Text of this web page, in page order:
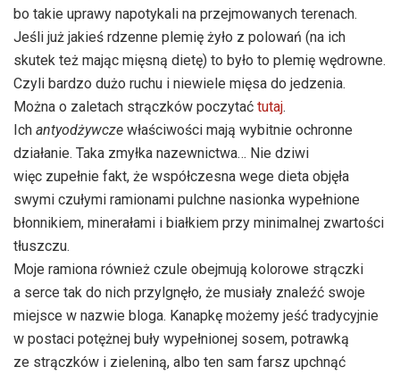
bo takie uprawy napotykali na przejmowanych terenach.
Jeśli już jakieś rdzenne plemię żyło z polowań (na ich
skutek też mając mięsną dietę) to było to plemię wędrowne.
Czyli bardzo dużo ruchu i niewiele mięsa do jedzenia.
Można o zaletach strączków poczytać tutaj.
Ich antyodżywcze właściwości mają wybitnie ochronne
działanie. Taka zmyłka nazewnictwa… Nie dziwi
więc zupełnie fakt, że współczesna wege dieta objęła
swymi czułymi ramionami pulchne nasionka wypełnione
błonnikiem, minerałami i białkiem przy minimalnej zwartości
tłuszczu.
Moje ramiona również czule obejmują kolorowe strączki
a serce tak do nich przylgnęło, że musiały znaleźć swoje
miejsce w nazwie bloga. Kanapkę możemy jeść tradycyjnie
w postaci potężnej buły wypełnionej sosem, potrawką
ze strączków i zieleniną, albo ten sam farsz upchnąć